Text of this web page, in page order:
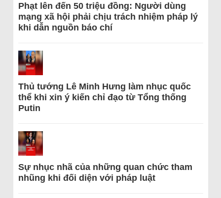
Phạt lên đến 50 triệu đồng: Người dùng
mạng xã hội phải chịu trách nhiệm pháp lý
khi dẫn nguồn báo chí
Thủ tướng Lê Minh Hưng làm nhục quốc
thể khi xin ý kiến chỉ đạo từ Tổng thống
Putin
Sự nhục nhã của những quan chức tham
nhũng khi đối diện với pháp luật